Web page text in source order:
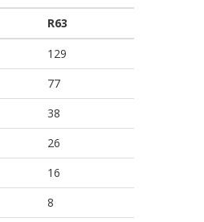
R63
129
77
38
26
16
8